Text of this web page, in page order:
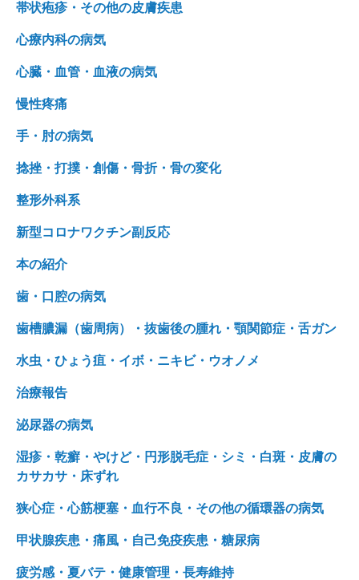
帯状疱疹・その他の皮膚疾患
心療内科の病気
心臓・血管・血液の病気
慢性疼痛
手・肘の病気
捻挫・打撲・創傷・骨折・骨の変化
整形外科系
新型コロナワクチン副反応
本の紹介
歯・口腔の病気
歯槽膿漏（歯周病）・抜歯後の腫れ・顎関節症・舌ガン
水虫・ひょう疽・イボ・ニキビ・ウオノメ
治療報告
泌尿器の病気
湿疹・乾癬・やけど・円形脱毛症・シミ・白斑・皮膚の
カサカサ・床ずれ
狭心症・心筋梗塞・血行不良・その他の循環器の病気
甲状腺疾患・痛風・自己免疫疾患・糖尿病
疲労感・夏バテ・健康管理・長寿維持